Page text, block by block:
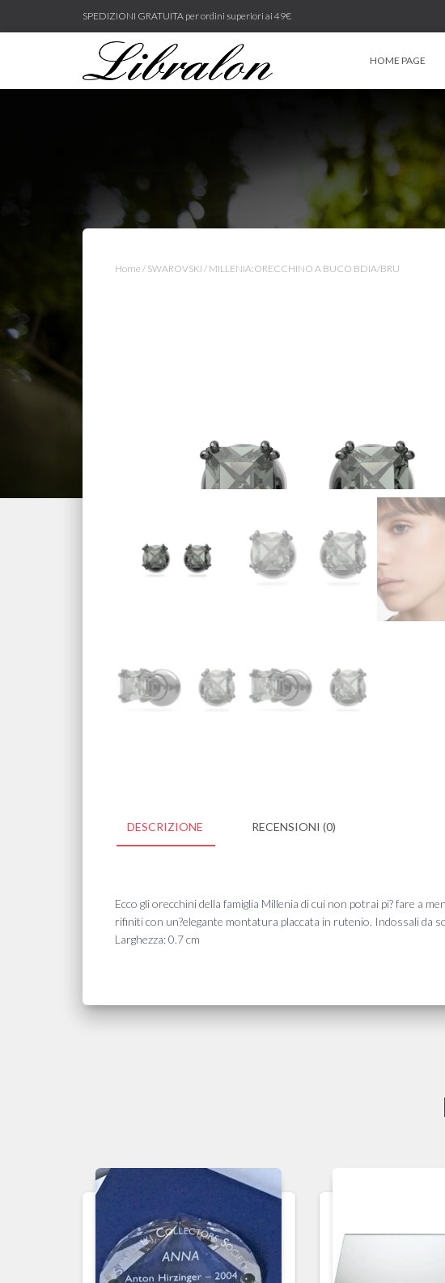
SPEDIZIONI GRATUITA per ordini superiori ai 49€
HOME PAGE
Home / SWAROVSKI / MILLENIA:ORECCHINO A BUCO BDIA/BRU
DESCRIZIONE RECENSIONI (0)
Ecco gli orecchini della famiglia Millenia di cui non potrai pi? fare a
rifiniti con un?elegante montatura placcata in rutenio. Indossali da
Larghezza: 0.7 cm